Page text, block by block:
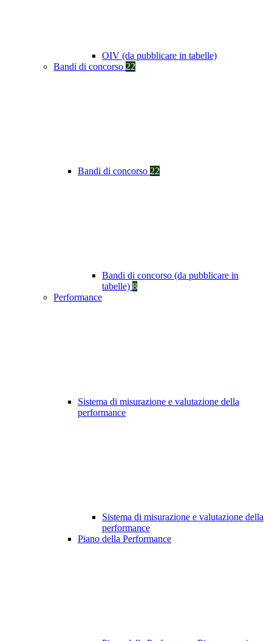
OIV (da pubblicare in tabelle)
Bandi di concorso 22
Bandi di concorso 22
Bandi di concorso (da pubblicare in
tabelle) 8
Performance
Sistema di misurazione e valutazione della
performance
Sistema di misurazione e valutazione della
performance
Piano della Performance